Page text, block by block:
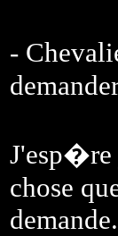
-
J'esp�re
chose
demande.